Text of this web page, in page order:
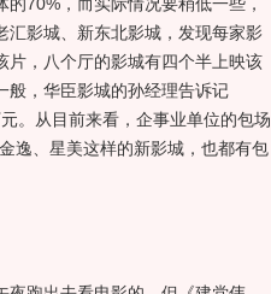
汇影城、新东北影城，发现每家影
片，八个厅的影城有四个半上映该
般，华臣影城的孙经理告诉记
。从目前来看，企事业单位的包场
逸、星美这样的新影城，也都有包